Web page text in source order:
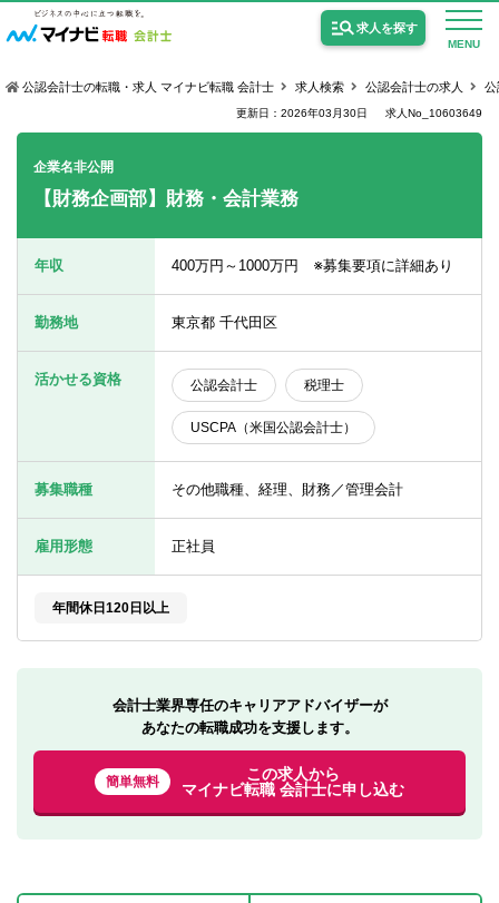
MENU
求人を探す
公認会計士の求人
公認会計士試験合格向けの求人
女性会計士の転職
個別転職相談会・セミナー
転職お役立ち情報
求人情報
公認会計士の転職・求人 マイナビ転職 会計士 求人検索 公認会計士の求人 公
更新日：2026年03月30日 求人No_10603649
企業名非公開
【財務企画部】財務・会計業務
年収 400万円～1000万円 ※募集要項に詳細あり
勤務地 東京都 千代田区
活かせる資格 公認会計士 税理士
USCPA（米国公認会計士）
募集職種 その他職種、経理、財務／管理会計
雇用形態 正社員
年間休日120日以上
会計士業界専任のキャリアアドバイザーが
あなたの転職成功を支援します。
簡単無料
この求人から
マイナビ転職 会計士に申し込む